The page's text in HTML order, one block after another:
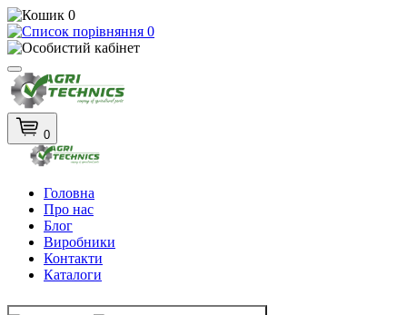
0
0
0
Головна
Про нас
Блог
Виробники
Контакти
Каталоги